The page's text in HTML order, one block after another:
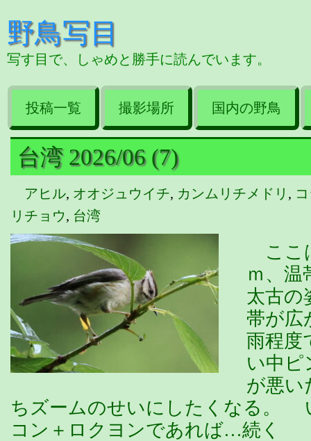
野鳥写目
写す目で、しゃめと勝手に読んでいます。
投稿一覧 撮影場所 国内の野鳥
台湾 2026/06 (7)
アヒル, オオジュウイチ, カンムリチメドリ ,
リチョウ, 台湾
ここ
ｍ、温
太古の
帯が
雨程
い中
が悪い
ちズームのせいにしたくなる。
コン＋ロクヨンであれば…続く